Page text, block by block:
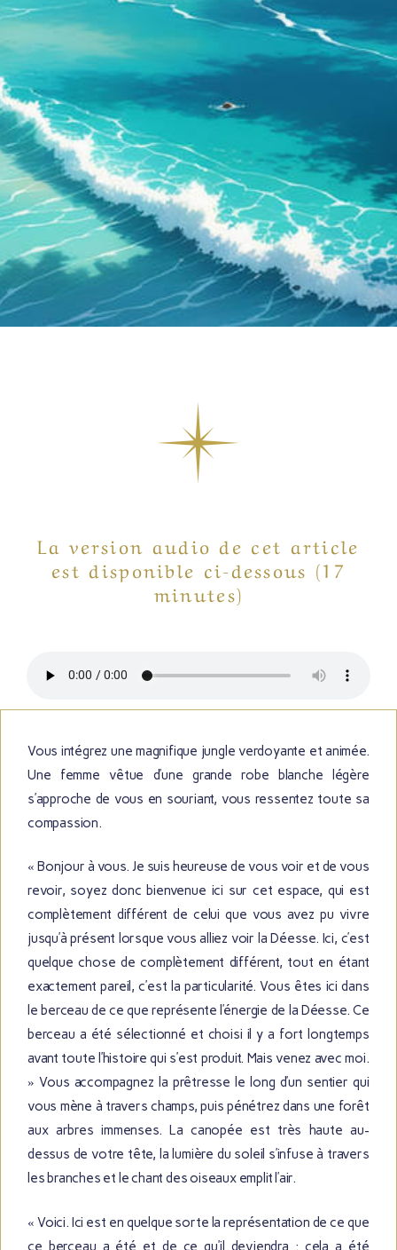
La version audio de cet article
est disponible ci-dessous (17
minutes)
Vous intégrez une magnifique jungle verdoyante et animée.
Une femme vêtue d’une grande robe blanche légère
s’approche de vous en souriant, vous ressentez toute sa
compassion.
« Bonjour à vous. Je suis heureuse de vous voir et de vous
revoir, soyez donc bienvenue ici sur cet espace, qui est
complètement différent de celui que vous avez pu vivre
jusqu’à présent lorsque vous alliez voir la Déesse. Ici, c’est
quelque chose de complètement différent, tout en étant
exactement pareil, c’est la particularité. Vous êtes ici dans
le berceau de ce que représente l’énergie de la Déesse. Ce
berceau a été sélectionné et choisi il y a fort longtemps
avant toute l’histoire qui s’est produit. Mais venez avec moi.
» Vous accompagnez la prêtresse le long d’un sentier qui
vous mène à travers champs, puis pénétrez dans une forêt
aux arbres immenses. La canopée est très haute au-
dessus de votre tête, la lumière du soleil s’infuse à travers
les branches et le chant des oiseaux emplit l’air.
« Voici. Ici est en quelque sorte la représentation de ce que
ce berceau a été et de ce qu’il deviendra : cela a été